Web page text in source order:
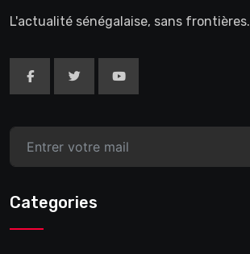
L'actualité sénégalaise, sans frontières.
Categories